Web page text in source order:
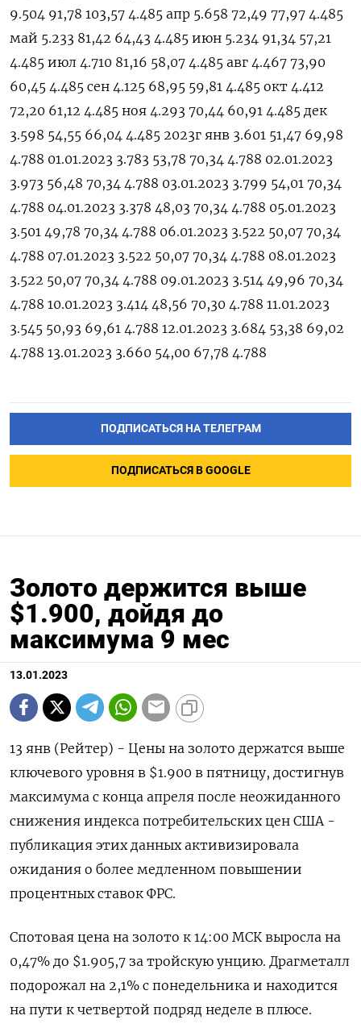
9.504 91,78 103,57 4.485 апр 5.658 72,49 77,97 4.485
май 5.233 81,42 64,43 4.485 июн 5.234 91,34 57,21
4.485 июл 4.710 81,16 58,07 4.485 авг 4.467 73,90
60,45 4.485 сен 4.125 68,95 59,81 4.485 окт 4.412
72,20 61,12 4.485 ноя 4.293 70,44 60,91 4.485 дек
3.598 54,55 66,04 4.485 2023г янв 3.601 51,47 69,98
4.788 01.01.2023 3.783 53,78 70,34 4.788 02.01.2023
3.973 56,48 70,34 4.788 03.01.2023 3.799 54,01 70,34
4.788 04.01.2023 3.378 48,03 70,34 4.788 05.01.2023
3.501 49,78 70,34 4.788 06.01.2023 3.522 50,07 70,34
4.788 07.01.2023 3.522 50,07 70,34 4.788 08.01.2023
3.522 50,07 70,34 4.788 09.01.2023 3.514 49,96 70,34
4.788 10.01.2023 3.414 48,56 70,30 4.788 11.01.2023
3.545 50,93 69,61 4.788 12.01.2023 3.684 53,38 69,02
4.788 13.01.2023 3.660 54,00 67,78 4.788
ПОДПИСАТЬСЯ НА ТЕЛЕГРАМ
ПОДПИСАТЬСЯ В GOOGLE
Золото держится выше
$1.900, дойдя до
максимума 9 мес
13.01.2023
13 янв (Рейтер) - Цены на золото держатся выше
ключевого уровня в $1.900 в пятницу, достигнув
максимума с конца апреля после неожиданного
снижения индекса потребительских цен США -
публикация этих данных активизировала
ожидания о более медленном повышении
процентных ставок ФРС.
Спотовая цена на золото к 14:00 МСК выросла на
0,47% до $1.905,7​ за тройскую унцию. Драгметалл
подорожал на 2,1% с понедельника и находится
на пути к четвертой подряд неделе в плюсе.